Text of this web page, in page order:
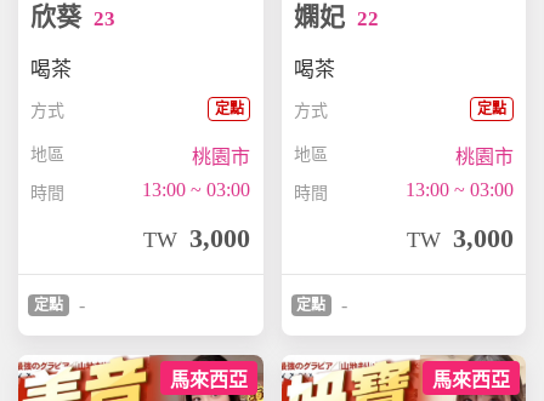
欣葵23
喝茶
方式 定點
地區 桃園市
時間 13:00 ~ 03:00
TW 3,000
定點 -
嫻妃 22
喝茶
方式 定點
地區 桃園市
時間 13:00 ~ 03:00
TW 3,000
定點 -
馬來西亞 馬來西亞